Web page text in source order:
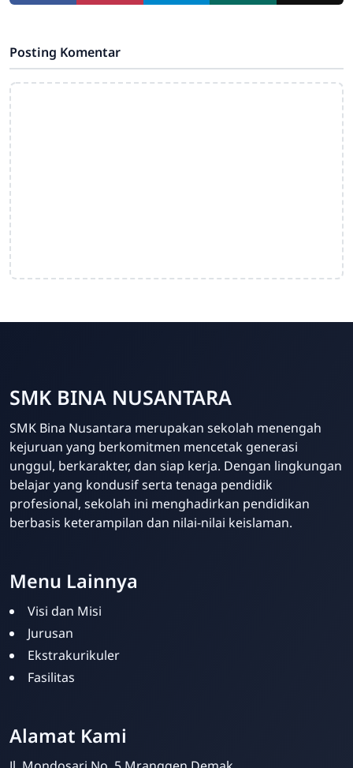
Posting Komentar
SMK BINA NUSANTARA
SMK Bina Nusantara merupakan sekolah menengah
kejuruan yang berkomitmen mencetak generasi
unggul, berkarakter, dan siap kerja. Dengan lingkungan
belajar yang kondusif serta tenaga pendidik
profesional, sekolah ini menghadirkan pendidikan
berbasis keterampilan dan nilai-nilai keislaman.
Menu Lainnya
Visi dan Misi
Jurusan
Ekstrakurikuler
Fasilitas
Alamat Kami